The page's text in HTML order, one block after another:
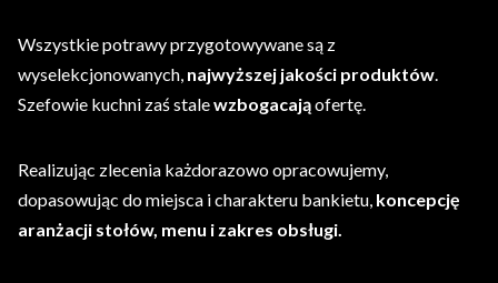
Wszystkie potrawy przygotowywane są z
wyselekcjonowanych, najwyższej jakości produktów.
Szefowie kuchni zaś stalewzbogacająofertę.
Realizując zlecenia każdorazowo opracowujemy,
dopasowując do miejsca i charakteru bankietu, koncepcję
aranżacji stołów, menu i zakres obsługi.